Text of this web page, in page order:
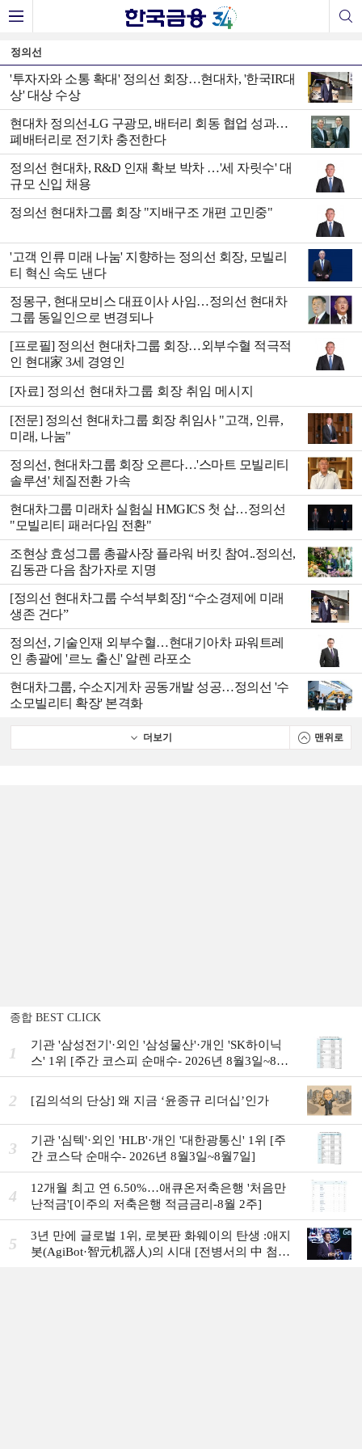
정의선
'투자자와 소통 확대' 정의선 회장…현대차, '한국IR대
상' 대상 수상
현대차 정의선-LG 구광모, 배터리 회동 협업 성과…
폐배터리로 전기차 충전한다
정의선 현대차, R&D 인재 확보 박차 …'세 자릿수' 대
규모 신입 채용
정의선 현대차그룹 회장 "지배구조 개편 고민중"
'고객 인류 미래 나눔' 지향하는 정의선 회장, 모빌리
티 혁신 속도 낸다
정몽구, 현대모비스 대표이사 사임…정의선 현대차
그룹 동일인으로 변경되나
[프로필] 정의선 현대차그룹 회장…외부수혈 적극적
인 현대家 3세 경영인
[자료] 정의선 현대차그룹 회장 취임 메시지
[전문] 정의선 현대차그룹 회장 취임사 "고객, 인류,
미래, 나눔"
정의선, 현대차그룹 회장 오른다…'스마트 모빌리티
솔루션' 체질전환 가속
현대차그룹 미래차 실험실 HMGICS 첫 삽…정의선
"모빌리티 패러다임 전환"
조현상 효성그룹 총괄사장 플라워 버킷 참여..정의선,
김동관 다음 참가자로 지명
[정의선 현대차그룹 수석부회장] “수소경제에 미래
생존 건다”
정의선, 기술인재 외부수혈…현대기아차 파워트레
인 총괄에 '르노 출신' 알렌 라포소
현대차그룹, 수소지게차 공동개발 성공…정의선 '수
소모빌리티 확장' 본격화
더보기 맨위로
종합 BEST CLICK
1
기관 '삼성전기'·외인 '삼성물산'·개인 'SK하이닉
스' 1위 [주간 코스피 순매수- 2026년 8월3일~8월
7일]
2 [김의석의 단상] 왜 지금 ‘윤종규 리더십’인가
3
기관 '심텍'·외인 'HLB'·개인 '대한광통신' 1위 [주
간 코스닥 순매수- 2026년 8월3일~8월7일]
4
12개월 최고 연 6.50%…애큐온저축은행 '처음만
난적금'[이주의 저축은행 적금금리-8월 2주]
5
3년 만에 글로벌 1위, 로봇판 화웨이의 탄생 :애지
봇(AgiBot·智元机器人)의 시대 [전병서의 中 첨단